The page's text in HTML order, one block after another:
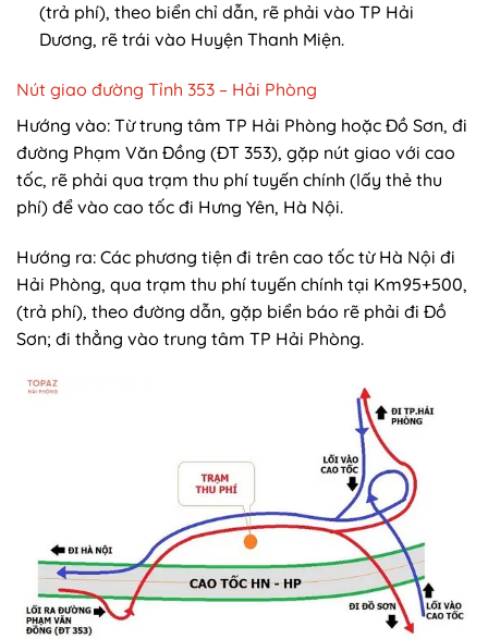
(trả phí), theo biển chỉ dẫn, rẽ phải vào TP Hải
Dương, rẽ trái vào Huyện Thanh Miện.
Nút giao đường Tỉnh 353 – Hải Phòng
Hướng vào: Từ trung tâm TP Hải Phòng hoặc Đồ Sơn, đi
đường Phạm Văn Đồng (ĐT 353), gặp nút giao với cao
tốc, rẽ phải qua trạm thu phí tuyến chính (lấy thẻ thu
phí) để vào cao tốc đi Hưng Yên, Hà Nội.
Hướng ra: Các phương tiện đi trên cao tốc từ Hà Nội đi
Hải Phòng, qua trạm thu phí tuyến chính tại Km95+500,
(trả phí), theo đường dẫn, gặp biển báo rẽ phải đi Đồ
Sơn; đi thẳng vào trung tâm TP Hải Phòng.